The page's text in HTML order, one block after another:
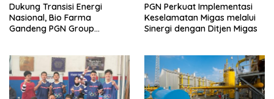
Dukung Transisi Energi
Nasional, Bio Farma
Gandeng PGN Group
PGN Perkuat Implementasi
Keselamatan Migas melalui
Sinergi dengan Ditjen Migas